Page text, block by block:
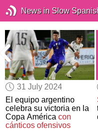
News in Slow
31 July 2024
El equipo argentino
celebra su victoria en la
Copa Américacon
cánticos ofensivos